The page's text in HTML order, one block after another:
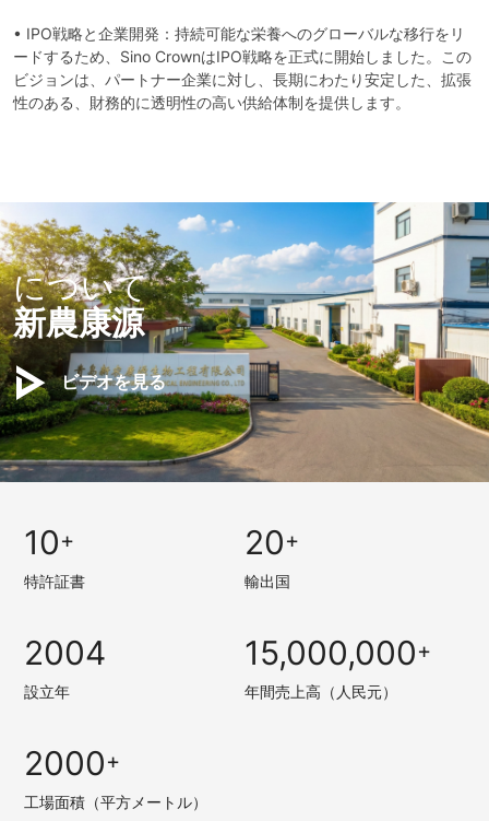
• IPO戦略と企業開発：持続可能な栄養へのグローバルな移行をリ
ードするため、Sino CrownはIPO戦略を正式に開始しました。この
ビジョンは、パートナー企業に対し、長期にわたり安定した、拡張
性のある、財務的に透明性の高い供給体制を提供します。
について
新農康源
ビデオを見る
10+
特許証書
20+
輸出国
2004
設立年
15,000,000+
年間売上高（人民元）
2000+
工場面積（平方メートル）